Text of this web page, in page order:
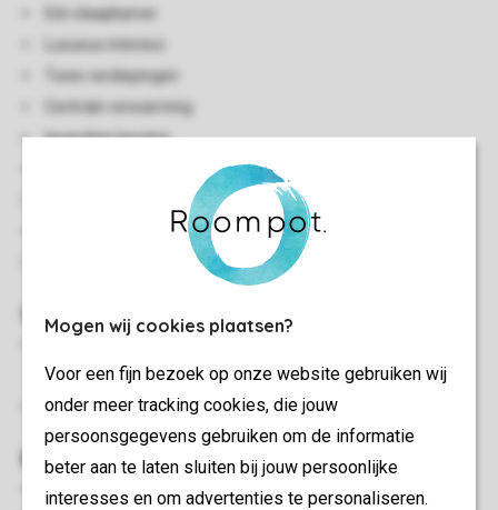
Mogen wij cookies plaatsen?
Voor een fijn bezoek op onze website gebruiken wij
onder meer tracking cookies, die jouw
persoonsgegevens gebruiken om de informatie
beter aan te laten sluiten bij jouw persoonlijke
interesses en om advertenties te personaliseren.
Eén slaapkamer
Luxueus interieur
Twee verdiepingen
Centrale verwarming
Inpandige berging
Slaapkamer(s)
flatscreen-tv
Bedden voorzien van dekbedden en hoofdkussens
Buiten
Open terras